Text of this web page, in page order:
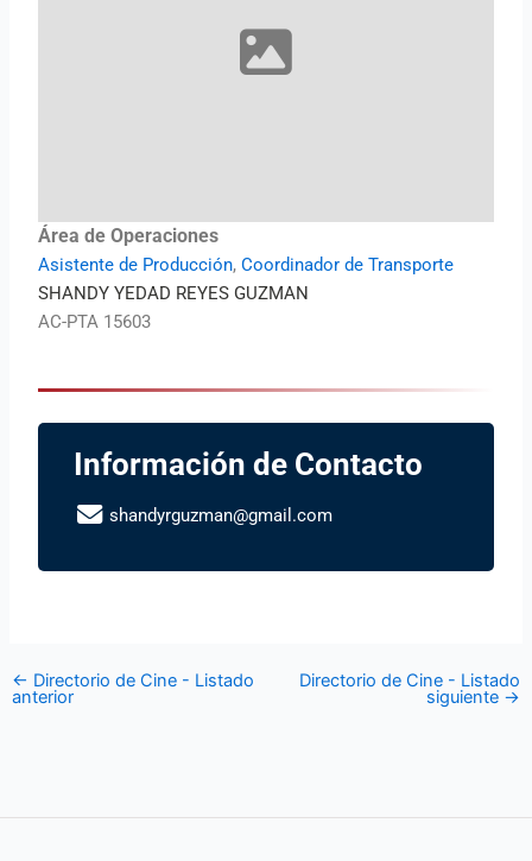
Área de Operaciones
Asistente de Producción,Coordinador de Transporte
SHANDY YEDAD REYES GUZMAN
AC-PTA 15603
Información de Contacto
shandyrguzman@gmail.com
← Directorio de Cine - Listado
anterior
Directorio de Cine - Listado
siguiente →